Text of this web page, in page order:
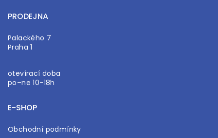
PRODEJNA
Palackého 7
Praha 1
otevírací doba
po–ne 10-18h
E-SHOP
Obchodní podmínky